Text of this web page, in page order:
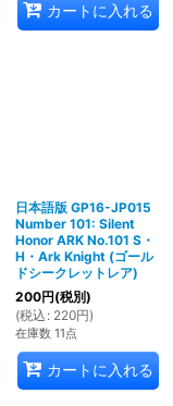
カートに入れる
日本語版 GP16-JP015
Number 101: Silent
Honor ARK No.101 S・
H・Ark Knight (ゴール
ドシークレットレア)
200円(税別)
(税込 : 220円)
在庫数 11点
カートに入れる